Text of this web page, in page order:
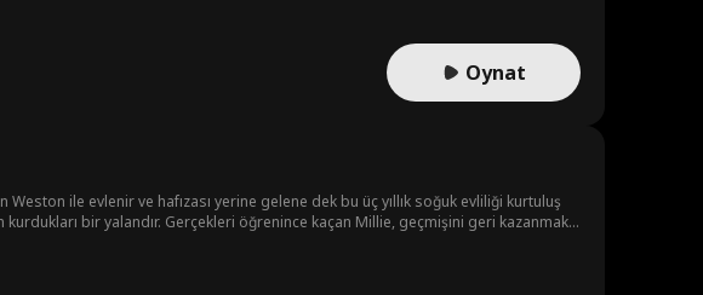
Oynat
Weston ile evlenir ve hafızası yerine gelene dek bu üç yıllık soğuk evliliği kurtuluş
kurdukları bir yalandır. Gerçekleri öğrenince kaçan Millie, geçmişini geri kazanmak